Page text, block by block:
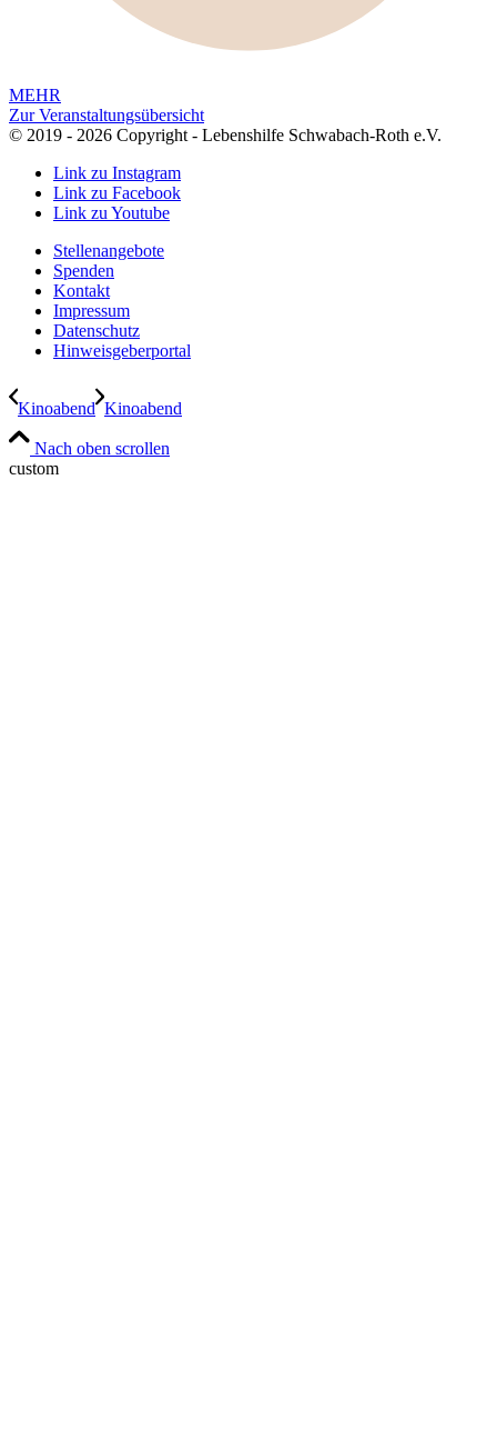
MEHR
Zur Veranstaltungsübersicht
© 2019 - 2026 Copyright - Lebenshilfe Schwabach-Roth e.V.
Link zu Instagram
Link zu Facebook
Link zu Youtube
Stellenangebote
Spenden
Kontakt
Impressum
Datenschutz
Hinweisgeberportal
Kinoabend Kinoabend
Nach oben scrollen
custom